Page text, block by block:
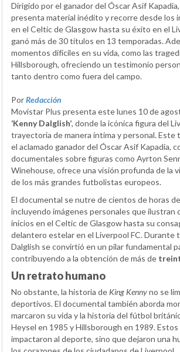
Dirigido por el ganador del Óscar Asif
presenta material inédito y recorre desde los
en el Celtic de Glasgow hasta su éxito en el
ganó más de 30 títulos en 13 temporadas.
momentos difíciles en su vida, como las
Hillsborough, ofreciendo un testimonio
tanto dentro como fuera del campo.
PorRedacción
Movistar Plus presenta este lunes 10 de
‘Kenny Dalglish’, donde la icónica figura del
trayectoria de manera íntima y personal. Este
el aclamado ganador del Óscar Asif Kapadia,
documentales sobre figuras como Ayrton
Winehouse, ofrece una visión profunda de la
de los más grandes futbolistas europeos.
El documental se nutre de cientos de horas
incluyendo imágenes personales que ilustran
inicios en el Celtic de Glasgow hasta su
delantero estelar en el Liverpool FC. Durante
Dalglish se convirtió en un pilar fundamental
contribuyendo a la obtención de más de
Un retrato humano
No obstante, la historia de King Kennyno se
deportivos. El documental también aborda
marcaron su vida y la historia del fútbol
Heysel en 1985 y Hillsborough en 1989.
impactaron al deporte, sino que dejaron una